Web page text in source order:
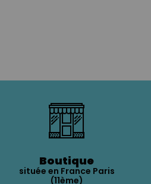
Boutique
située en France Paris
(11ème)